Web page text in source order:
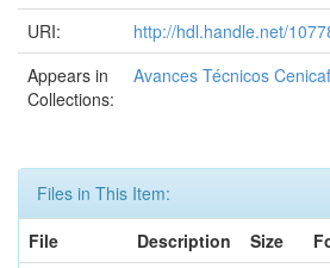
URI:
http://hdl.handle.net/
Appears in
Collections:
Avances Técnicos
Files in This Item:
File
Description Size